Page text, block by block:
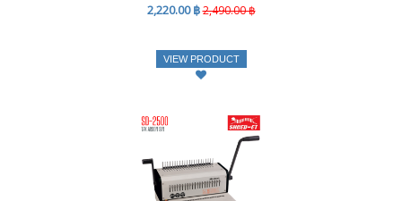
2,220.00 ฿2,490.00 ฿
VIEW PRODUCT